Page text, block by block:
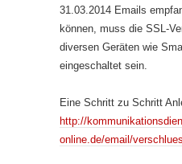
31.03.2014 Emails
können, muss die SSL-
diversen Geräten wie
eingeschaltet sein.
Eine Schritt zu Schritt
http://
online.de/email/